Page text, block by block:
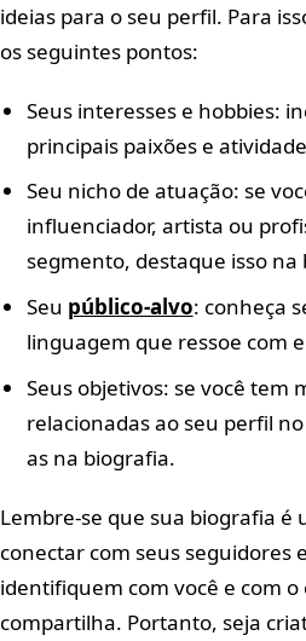
ideias para o seu perfil. Para
os seguintes pontos:
Seus interesses e hobbies:
principais paixões e
Seu nicho de atuação: se
influenciador, artista ou
segmento, destaque isso na
Seu público-alvo: conheça
linguagem que ressoe com
Seus objetivos: se você tem
relacionadas ao seu perfil
as na biografia.
Lembre-se que sua biografia é
conectar com seus seguidores
identifiquem com você e com
compartilha. Portanto, seja